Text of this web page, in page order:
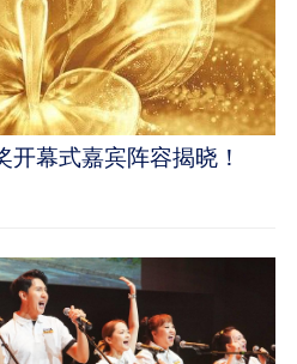
幕式嘉宾阵容揭晓！